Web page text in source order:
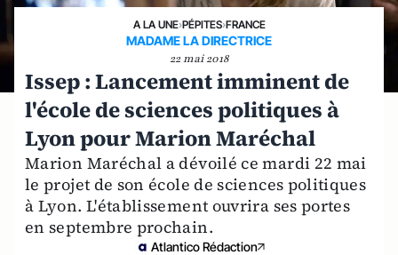
A LA UNE›PÉPITES›FRANCE
MADAME LA DIRECTRICE
22 mai 2018
Issep : Lancement imminent de
l'école de sciences politiques à
Lyon pour Marion Maréchal
Marion Maréchal a dévoilé ce mardi 22 mai
le projet de son école de sciences politiques
à Lyon. L'établissement ouvrira ses portes
en septembre prochain.
Atlantico Rédaction